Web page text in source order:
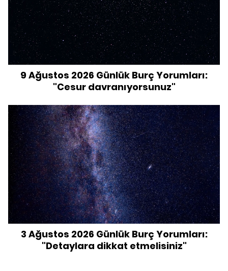
9 Ağustos 2026 Günlük Burç Yorumları:
"Cesur davranıyorsunuz"
3 Ağustos 2026 Günlük Burç Yorumları:
"Detaylara dikkat etmelisiniz"